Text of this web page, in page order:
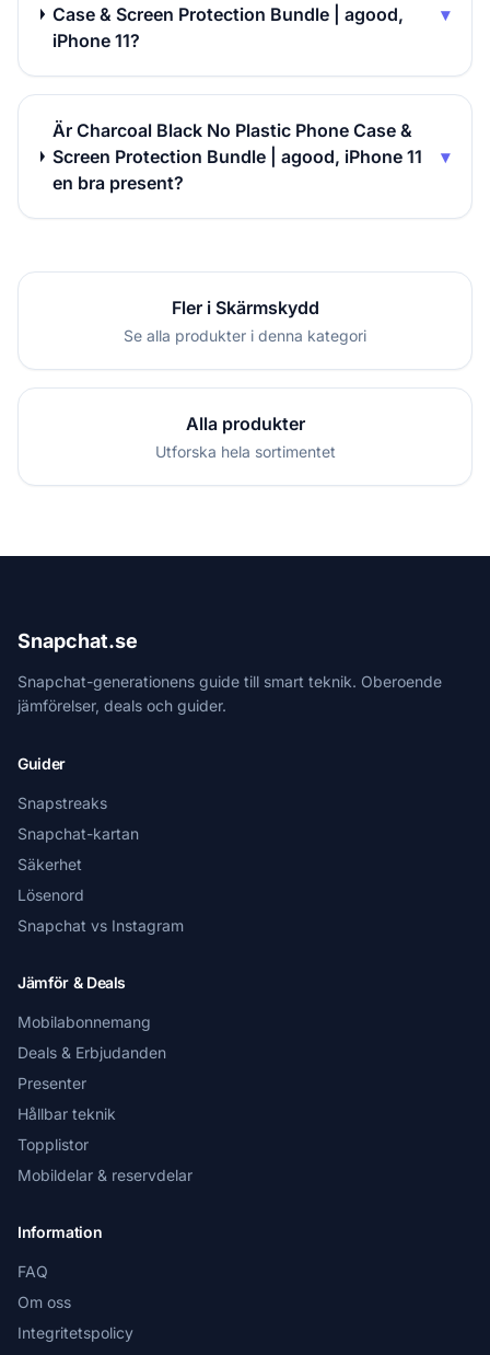
Case & Screen Protection Bundle | agood,
iPhone 11?
▾
Är Charcoal Black No Plastic Phone Case &
Screen Protection Bundle | agood, iPhone 11
en bra present?
▾
Fler i Skärmskydd
Se alla produkter i denna kategori
Alla produkter
Utforska hela sortimentet
Snapchat.se
Snapchat-generationens guide till smart teknik. Oberoende
jämförelser, deals och guider.
Guider
Snapstreaks
Snapchat-kartan
Säkerhet
Lösenord
Snapchat vs Instagram
Jämför & Deals
Mobilabonnemang
Deals & Erbjudanden
Presenter
Hållbar teknik
Topplistor
Mobildelar & reservdelar
Information
FAQ
Om oss
Integritetspolicy